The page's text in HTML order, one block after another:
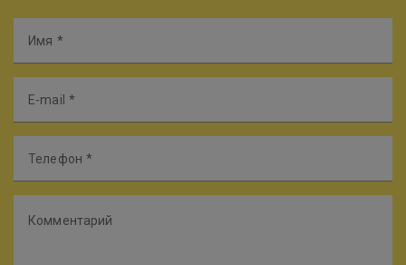
Имя
E-mail
Телефон
Комментарий